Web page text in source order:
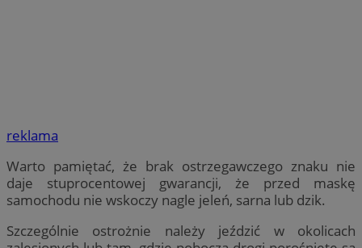
reklama
Warto pamiętać, że brak ostrzegawczego znaku nie
daje stuprocentowej gwarancji, że przed maskę
samochodu nie wskoczy nagle jeleń, sarna lub dzik.
Szczególnie ostrożnie należy jeździć w okolicach